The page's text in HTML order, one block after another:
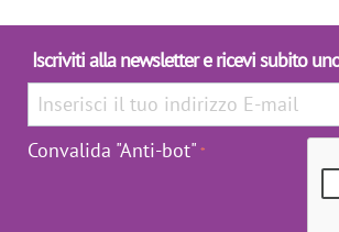
Iscriviti alla newsletter e ricevi subito
Convalida "Anti-bot"